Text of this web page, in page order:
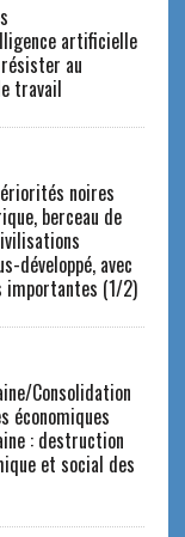
artificielle
au
travail
noires
berceau de
développé, avec
importantes (1/2)
Consolidation
économiques
: destruction
et social des